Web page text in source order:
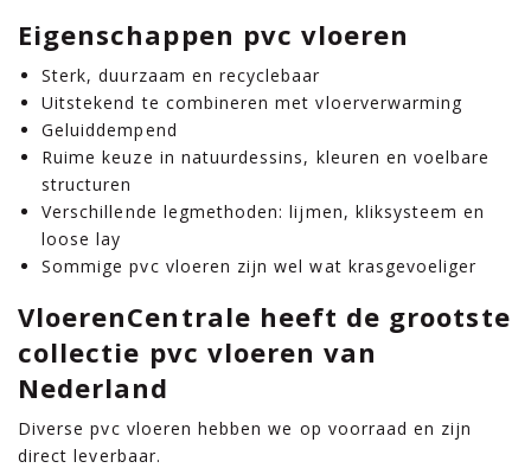
Eigenschappen pvc vloeren
Sterk, duurzaam en recyclebaar
Uitstekend te combineren met vloerverwarming
Geluiddempend
Ruime keuze in natuurdessins, kleuren en voelbare
structuren
Verschillende legmethoden: lijmen, kliksysteem en
loose lay
Sommige pvc vloeren zijn wel wat krasgevoeliger
VloerenCentrale heeft de grootste
collectie pvc vloeren van
Nederland
Diverse pvc vloeren hebben we op voorraad en zijn
direct leverbaar.